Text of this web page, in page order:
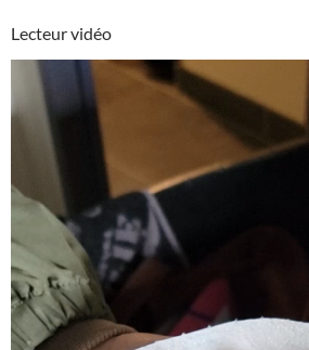
Lecteur vidéo